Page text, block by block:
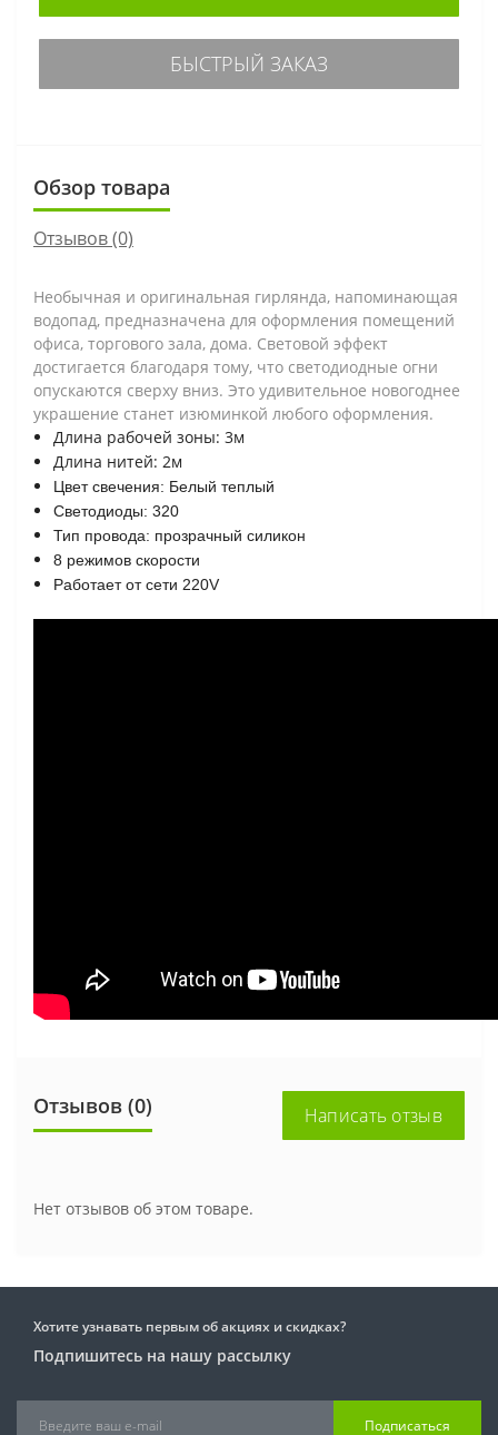
БЫСТРЫЙ ЗАКАЗ
Обзор товара
Отзывов (0)
Необычная и оригинальная гирлянда, напоминающая
водопад, предназначена для оформления помещений
офиса, торгового зала, дома. Световой эффект
достигается благодаря тому, что светодиодные огни
опускаются сверху вниз. Это удивительное новогоднее
украшение станет изюминкой любого оформления.
Длина рабочей зоны: 3м
Длина нитей: 2м
Цвет свечения: Белый теплый
Светодиоды: 320
Тип провода: прозрачный силикон
8 режимов скорости
Работает от сети 220V
Отзывов (0) Написать отзыв
Нет отзывов об этом товаре.
Хотите узнавать первым об акциях и скидках?
Подпишитесь на нашу рассылку
Подписаться